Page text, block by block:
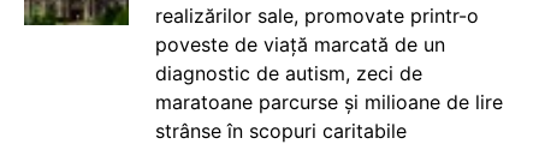
realizărilor sale, promovate printr-o
poveste de viață marcată de un
diagnostic de autism, zeci de
maratoane parcurse și milioane de lire
strânse în scopuri caritabile